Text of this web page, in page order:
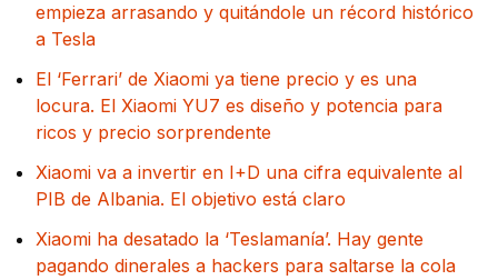
empieza arrasando y quitándole un récord histórico
a Tesla
El ‘Ferrari’ de Xiaomi ya tiene precio y es una
locura. El Xiaomi YU7 es diseño y potencia para
ricos y precio sorprendente
Xiaomi va a invertir en I+D una cifra equivalente al
PIB de Albania. El objetivo está claro
Xiaomi ha desatado la ‘Teslamanía’. Hay gente
pagando dinerales a hackers para saltarse la cola